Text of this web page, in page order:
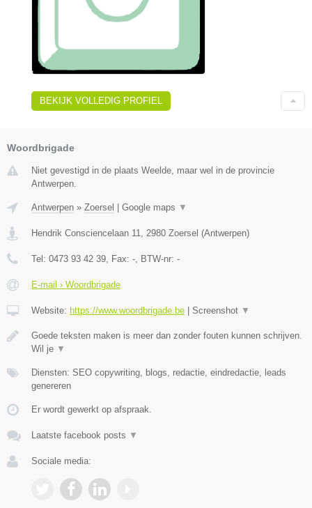
BEKIJK VOLLEDIG PROFIEL
Woordbrigade
Niet gevestigd in de plaats Weelde, maar wel in de provincie
Antwerpen.
Antwerpen » Zoersel | Google maps ▼
Hendrik Consciencelaan 11 2980 Zoersel (Antwerpen)
Tel: 0473 93 42 39 , Fax: - , BTW-nr: -
E-mail › Woordbrigade
Website: https://www.woordbrigade.be | Screenshot ▼
Goede teksten maken is meer dan zonder fouten kunnen schrijven.
Wil je ▼
Diensten: SEO copywriting, blogs, redactie, eindredactie, leads
genereren
Er wordt gewerkt op afspraak.
Laatste facebook posts ▼
Sociale media: